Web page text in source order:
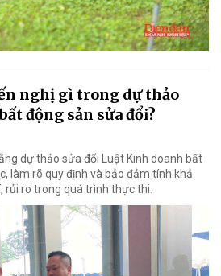
nghị gì trong dự thảo
động sản sửa đổi?
dự thảo sửa đổi Luật Kinh doanh bất
làm rõ quy định và bảo đảm tính khả
rủi ro trong quá trình thực thi.